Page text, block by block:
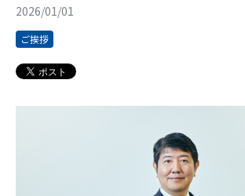
2026/01/01
ご挨拶